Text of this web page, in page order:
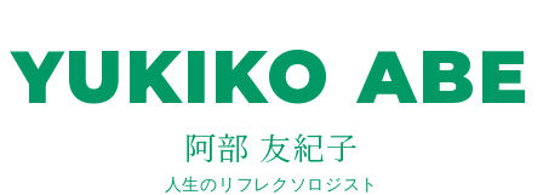
YUKIKO ABE
阿部 友紀子
人生のリフレクソロジスト